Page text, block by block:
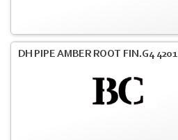
DH PIPE AMBER ROOT FIN.G4 4201